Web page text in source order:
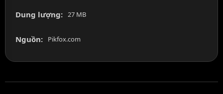
Dung lượng: 27 MB
Nguồn: Pikfox.com